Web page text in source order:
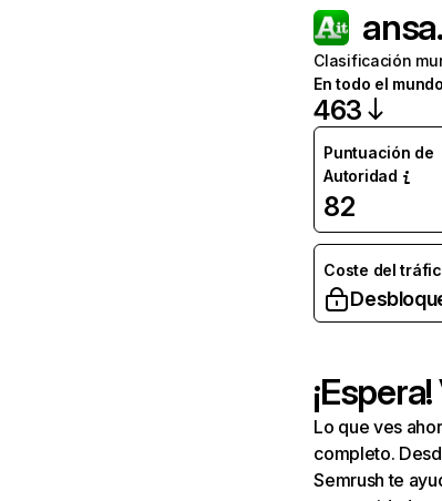
Clasificación
En todo el mundo
463
Puntuación de
Autoridad
82
Coste del
Lo que ves
completo.
Semrush te